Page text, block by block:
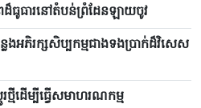
ដ៏ធូធារនៅតំបន់ព្រំដែនឡាយចូវ
អភិរក្សសិប្បកម្មជាងទងប្រាក់ដ៏វិសេស
ថ្មីដើម្បីធ្វើសមាហរណកម្ម